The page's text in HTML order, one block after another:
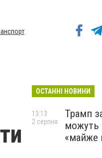
ОСТАННІ НОВИНИ
Трамп
можуть
«майже
13:13
2 серпня